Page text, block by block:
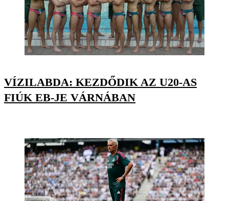
VÍZILABDA: KEZDŐDIK AZ U20-AS
FIÚK EB-JE VÁRNÁBAN